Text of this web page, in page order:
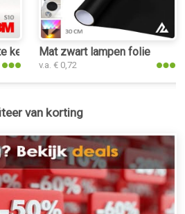
keukenfolieMat zwart lampen folie
v.a. € 0,72
van korting